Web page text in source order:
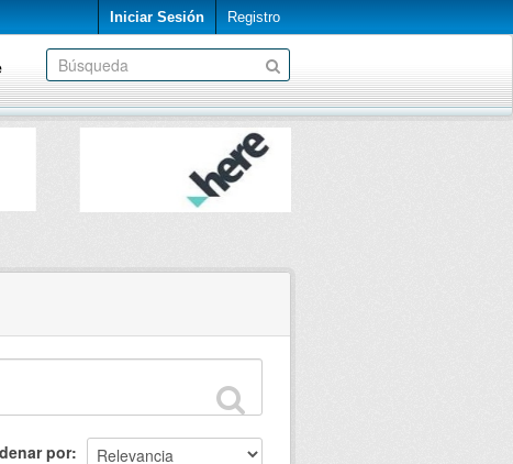
Iniciar Sesión Registro
por